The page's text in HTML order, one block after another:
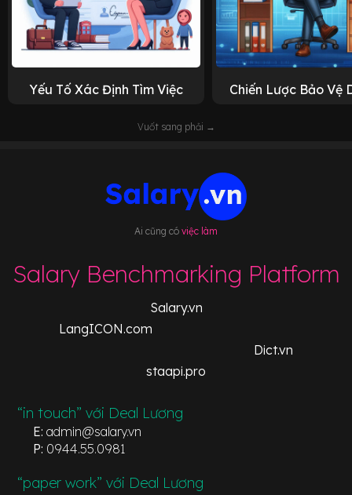
Yếu Tố Xác Định Tìm Việc Chiến Lược Bảo Vệ
Vuốt sang phải →
Ai cũng có việc làm
Salary Benchmarking Platform
Salary.vn
LangICON.com
Dict.vn
staapi.pro
“in touch” với Deal Lương
E: admin@salary.vn
P: 0944.55.0981
“paper work” với Deal Lương